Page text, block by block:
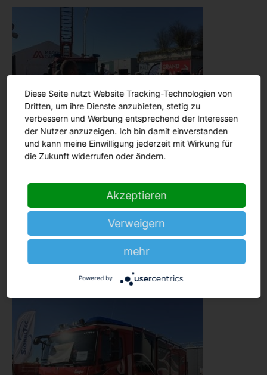
Diese Seite nutzt Website Tracking-Technologien von
Dritten, um ihre Dienste anzubieten, stetig zu
verbessern und Werbung entsprechend der Interessen
der Nutzer anzuzeigen. Ich bin damit einverstanden
und kann meine Einwilligung jederzeit mit Wirkung für
die Zukunft widerrufen oder ändern.
Akzeptieren
Verweigern
mehr
Powered by